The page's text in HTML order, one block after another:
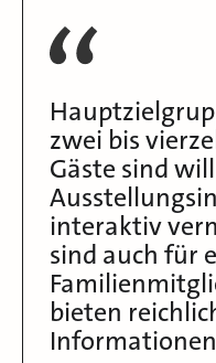
zwei bis
Gäste sind
interaktiv
sind auch für
bieten